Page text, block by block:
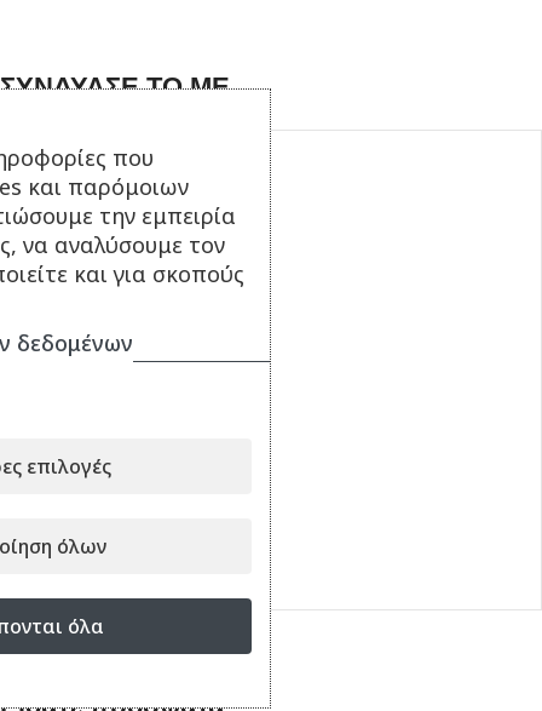
ΣΥΝΔΥΑΣΕ ΤΟ ΜΕ...
Σιλικόνη OEM
9.90
ΠΡΟΣΘΉΚΗ ΣΤΟ ΚΑΛΆΘΙ
που
και παρόμοιων
την εμπειρία
να αναλύσουμε τον
και για σκοπούς
δεδομένων
επιλογές
όλων
όλα